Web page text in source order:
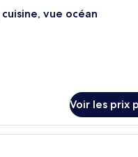
vue océan
Voir les prix